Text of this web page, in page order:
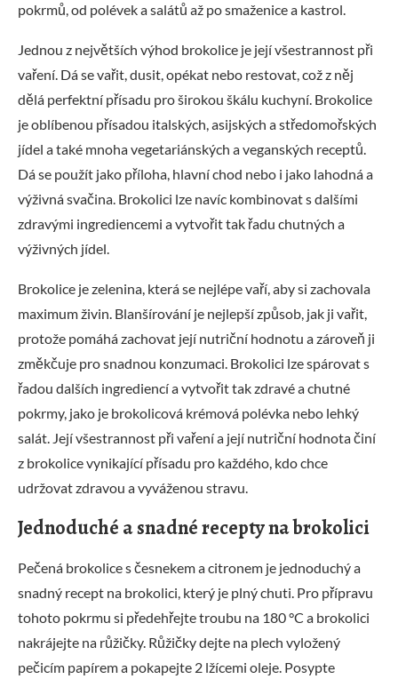
pokrmů, od polévek a salátů až po smaženice a kastrol.
Jednou z největších výhod brokolice je její všestrannost při
vaření. Dá se vařit, dusit, opékat nebo restovat, což z něj
dělá perfektní přísadu pro širokou škálu kuchyní. Brokolice
je oblíbenou přísadou italských, asijských a středomořských
jídel a také mnoha vegetariánských a veganských receptů.
Dá se použít jako příloha, hlavní chod nebo i jako lahodná a
výživná svačina. Brokolici lze navíc kombinovat s dalšími
zdravými ingrediencemi a vytvořit tak řadu chutných a
výživných jídel.
Brokolice je zelenina, která se nejlépe vaří, aby si zachovala
maximum živin. Blanšírování je nejlepší způsob, jak ji vařit,
protože pomáhá zachovat její nutriční hodnotu a zároveň ji
změkčuje pro snadnou konzumaci. Brokolici lze spárovat s
řadou dalších ingrediencí a vytvořit tak zdravé a chutné
pokrmy, jako je brokolicová krémová polévka nebo lehký
salát. Její všestrannost při vaření a její nutriční hodnota činí
z brokolice vynikající přísadu pro každého, kdo chce
udržovat zdravou a vyváženou stravu.
Jednoduché a snadné recepty na brokolici
Pečená brokolice s česnekem a citronem je jednoduchý a
snadný recept na brokolici, který je plný chuti. Pro přípravu
tohoto pokrmu si předehřejte troubu na 180 °C a brokolici
nakrájejte na růžičky. Růžičky dejte na plech vyložený
pečicím papírem a pokapejte 2 lžícemi oleje. Posypte